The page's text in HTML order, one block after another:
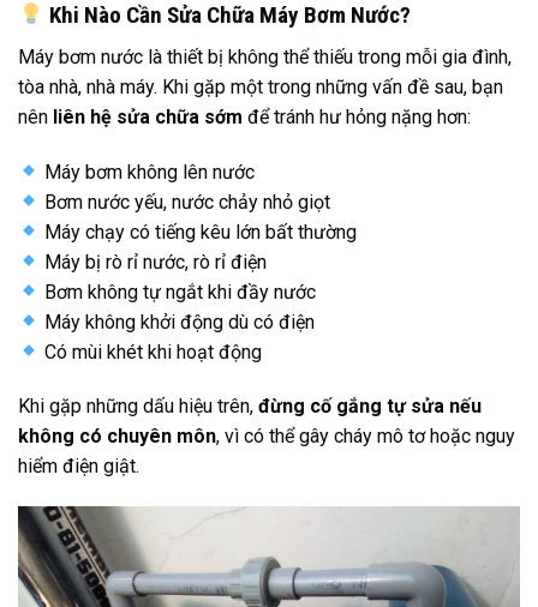
Khi Nào Cần Sửa Chữa Máy Bơm Nước?
Máy bơm nước là thiết bị không thể thiếu trong mỗi gia đình,
tòa nhà, nhà máy. Khi gặp một trong những vấn đề sau, bạn
nên liên hệ sửa chữa sớm để tránh hư hỏng nặng hơn:
Máy bơm không lên nước
Bơm nước yếu, nước chảy nhỏ giọt
Máy chạy có tiếng kêu lớn bất thường
Máy bị rò rỉ nước, rò rỉ điện
Bơm không tự ngắt khi đầy nước
Máy không khởi động dù có điện
Có mùi khét khi hoạt động
Khi gặp những dấu hiệu trên, đừng cố gắng tự sửa nếu
không có chuyên môn, vì có thể gây cháy mô tơ hoặc nguy
hiểm điện giật.